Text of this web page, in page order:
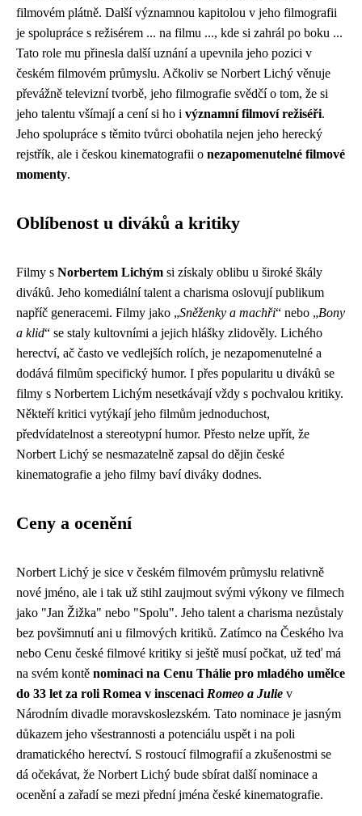
filmovém plátně. Další významnou kapitolou v jeho filmografii
je spolupráce s režisérem ... na filmu ..., kde si zahrál po boku ...
Tato role mu přinesla další uznání a upevnila jeho pozici v
českém filmovém průmyslu. Ačkoliv se Norbert Lichý věnuje
převážně televizní tvorbě, jeho filmografie svědčí o tom, že si
jeho talentu všímají a cení si ho i významní filmoví režiséři.
Jeho spolupráce s těmito tvůrci obohatila nejen jeho herecký
rejstřík, ale i českou kinematografii o nezapomenutelné filmové
momenty.
Oblíbenost u diváků a kritiky
Filmy s Norbertem Lichým si získaly oblibu u široké škály
diváků. Jeho komediální talent a charisma oslovují publikum
napříč generacemi. Filmy jako „Sněženky a machři“ nebo „Bony
a klid“ se staly kultovními a jejich hlášky zlidověly. Lichého
herectví, ač často ve vedlejších rolích, je nezapomenutelné a
dodává filmům specifický humor. I přes popularitu u diváků se
filmy s Norbertem Lichým nesetkávají vždy s pochvalou kritiky.
Někteří kritici vytýkají jeho filmům jednoduchost,
předvídatelnost a stereotypní humor. Přesto nelze upřít, že
Norbert Lichý se nesmazatelně zapsal do dějin české
kinematografie a jeho filmy baví diváky dodnes.
Ceny a ocenění
Norbert Lichý je sice v českém filmovém průmyslu relativně
nové jméno, ale i tak už stihl zaujmout svými výkony ve filmech
jako "Jan Žižka" nebo "Spolu". Jeho talent a charisma nezůstaly
bez povšimnutí ani u filmových kritiků. Zatímco na Českého lva
nebo Cenu české filmové kritiky si ještě musí počkat, už teď má
na svém kontě nominaci na Cenu Thálie pro mladého umělce
do 33 let za roli Romea v inscenaci Romeo a Julie v
Národním divadle moravskoslezském. Tato nominace je jasným
důkazem jeho všestrannosti a potenciálu uspět i na poli
dramatického herectví. S rostoucí filmografií a zkušenostmi se
dá očekávat, že Norbert Lichý bude sbírat další nominace a
ocenění a zařadí se mezi přední jména české kinematografie.